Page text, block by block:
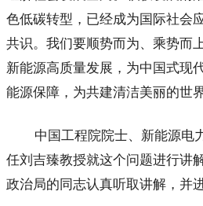
色低碳转型，已经成为国际社会
共识。我们要顺势而为、乘势而
新能源高质量发展，为中国式现
能源保障，为共建清洁美丽的世
中国工程院院士、新能源电
任刘吉臻教授就这个问题进行讲
政治局的同志认真听取讲解，并